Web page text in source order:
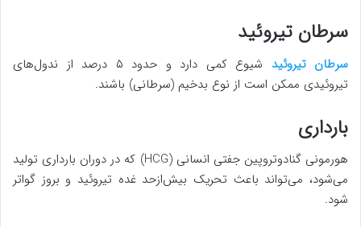
سرطان تیروئید
سرطان تیروئید
شیوع کمی دارد و حدود ۵ درصد از ندول‌های
تیروئیدی ممکن است از نوع بدخیم (سرطانی) باشند.
بارداری
هورمونی گنادوتروپین جفتی انسانی (HCG) که در دوران بارداری تولید
می‌شود، می‌تواند باعث تحریک بیش‌ازحد غده تیروئید و بروز گواتر
شود.